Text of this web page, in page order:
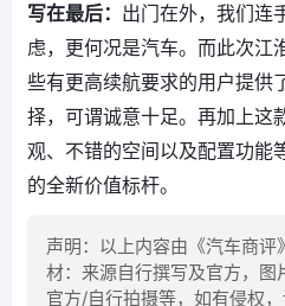
写在最后： 出门在外，我们连
虑，更何况是汽车。而此次江
些有更高续航要求的用户提供
择，可谓诚意十足。再加上这
观、不错的空间以及配置功能
的全新价值标杆。
声明：以上内容由《汽车商
材：来源自行撰写及官方，
官方/自行拍摄等，如有侵权